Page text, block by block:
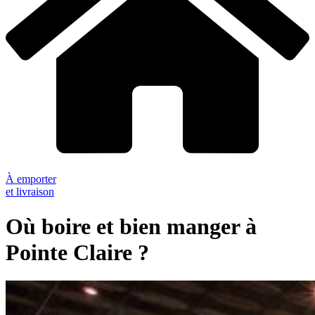
À emporter
et livraison
Où boire et bien manger à
Pointe Claire ?